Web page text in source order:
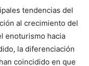
tendencias del
al crecimiento del
enoturismo hacia
la diferenciación
coincidido en que